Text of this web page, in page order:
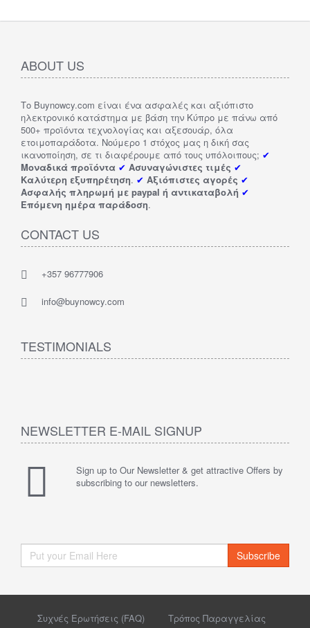
ABOUT US
Το Buynowcy.com είναι ένα ασφαλές και αξιόπιστο
ηλεκτρονικό κατάστημα με βάση την Κύπρο με πάνω από
500+ προϊόντα τεχνολογίας και αξεσουάρ, όλα
ετοιμοπαράδοτα. Νούμερο 1 στόχος μας η δική σας
ικανοποίηση, σε τι διαφέρουμε από τους υπόλοιπους; ✔
Μοναδικά προϊόντα ✔ Ασυναγώνιστες τιμές ✔
Καλύτερη εξυπηρέτηση. ✔ Αξιόπιστες αγορές ✔
Ασφαλής πληρωμή με paypal ή αντικαταβολή ✔
Επόμενη ημέρα παράδοση.
CONTACT US
+357 96777906
info@buynowcy.com
TESTIMONIALS
NEWSLETTER E-MAIL SIGNUP
Sign up to Our Newsletter & get attractive Offers by
subscribing to our newsletters.
Subscribe
Συχνές Ερωτήσεις (FAQ) Τρόπος Παραγγελίας